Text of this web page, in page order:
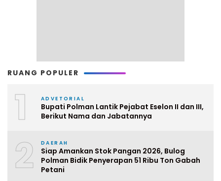
RUANG POPULER
1 ADVETORIAL
Bupati Polman Lantik Pejabat Eselon II dan III,
Berikut Nama dan Jabatannya
2 DAERAH
Siap Amankan Stok Pangan 2026, Bulog
Polman Bidik Penyerapan 51 Ribu Ton Gabah
Petani